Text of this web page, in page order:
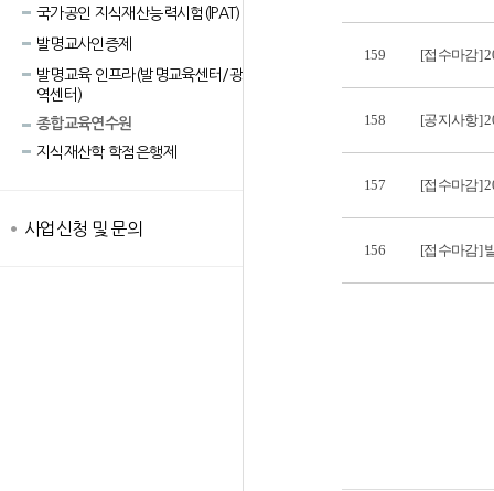
국가공인 지식재산능력시험(lPAT)
발명교사인증제
발명교육 인프라(발명교육센터/광
역센터)
종합교육연수원
지식재산학 학점은행제
사업신청 및 문의
159 [접수마감]
158 [공지사항]
157 [접수마감]
156 [접수마감]